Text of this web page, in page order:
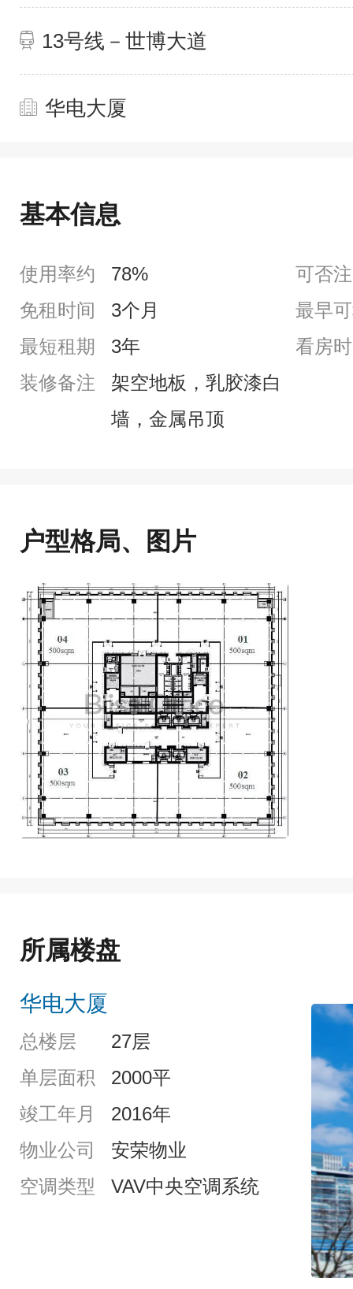
13号线－世博大道
华电大厦
基本信息
使用率约 78%
可否
免租时间
3个月
最早
最短租期
3年
看房
装修备注
架空地板，乳胶漆白
墙，金属吊顶
户型格局、图片
所属楼盘
华电大厦
总楼层
27层
单层面积
2000平
竣工年月
2016年
物业公司
安荣物业
空调类型
VAV中央空调系统